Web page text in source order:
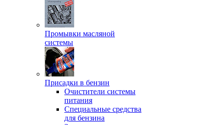
Промывки масляной
системы
Присадки в бензин
Очистители системы
питания
Специальные срeдства
для бензина